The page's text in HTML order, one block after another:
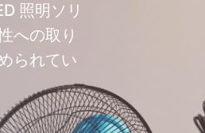
照明ソリ
への取り
られてい